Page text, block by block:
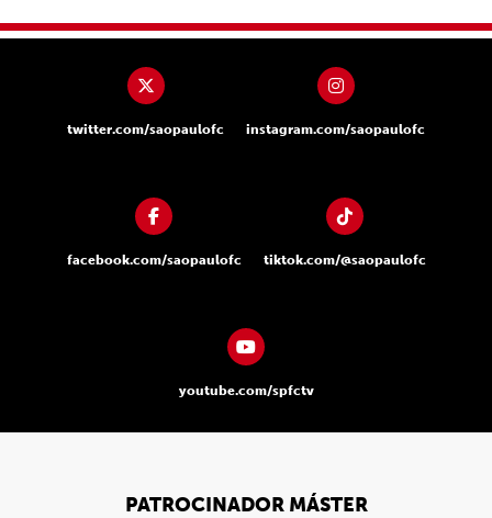
twitter.com/saopaulofc instagram.com/saopaulofc
facebook.com/saopaulofc tiktok.com/@saopaulofc
youtube.com/spfctv
PATROCINADOR MÁSTER